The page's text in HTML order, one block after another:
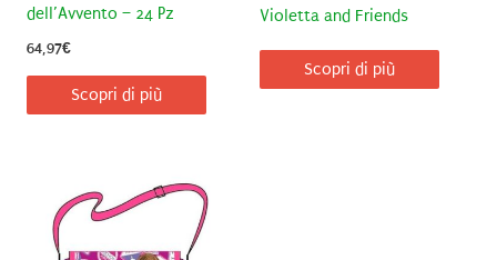
dell’Avvento – 24 Pz
64,97€
Scopri di più
Violetta and Friends
Scopri di più